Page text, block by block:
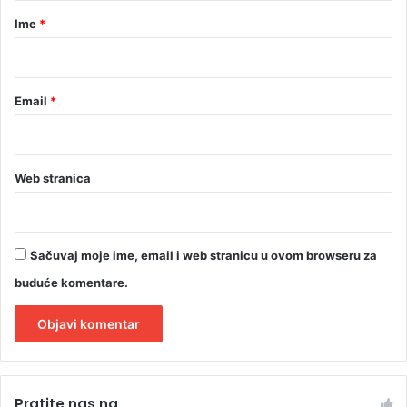
rIme *
Email *
Web stranica
Sačuvaj moje ime, email i web stranicu u ovom browseru za
buduće komentare.